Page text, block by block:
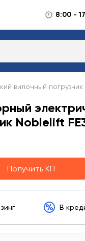
8:00 -
вилочный погрузчик
Noblelift
Получить КП
В